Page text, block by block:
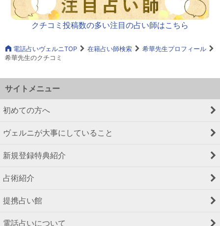
クチコミ投稿数の多い注目の占い師はこちら
電話占いヴェルニTOP 在籍占い師検索
希華先生プロフィール
希華先生のクチコミ
サイトメニュー
初めての方へ
ヴェルニが大事にしていること
新規登録特典紹介
占術紹介
提携占い館
電話占いについて